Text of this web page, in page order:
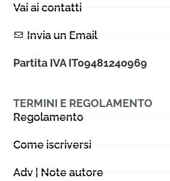
Vai ai contatti
Invia un Email
Partita IVA IT09481240969
TERMINI E REGOLAMENTO
Regolamento
Come iscriversi
Adv | Note autore